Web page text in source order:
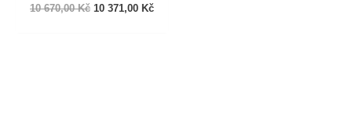
10 670,00Kč Původní
10 371,00 KčAktuální